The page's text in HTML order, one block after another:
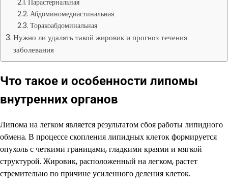
Парастернальная
Абдоминомедиастинальная
Торакоабдоминальная
Нужно ли удалять такой жировик и прогноз течения
заболевания
Что такое и особенности липомы
внутренних органов
Липома на легком является результатом сбоя работы липидного
обмена. В процессе скопления липидных клеток формируется
опухоль с четкими границами, гладкими краями и мягкой
структурой. Жировик, расположенный на легком, растет
стремительно по причине усиленного деления клеток.